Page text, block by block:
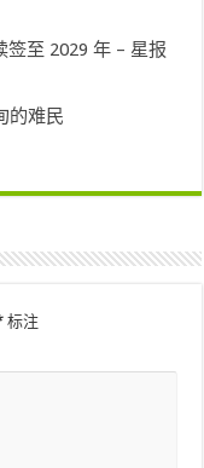
签至 2029 年 – 星报
的难民
标注